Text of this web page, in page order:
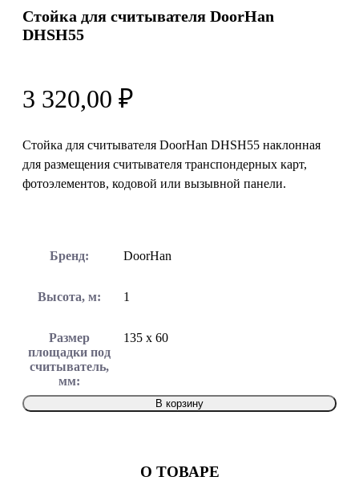
Стойка для считывателя DoorHan
DHSH55
3 320,00 ₽
Стойка для считывателя DoorHan DHSH55 наклонная
для размещения считывателя транспондерных карт,
фотоэлементов, кодовой или вызывной панели.
Бренд: DoorHan
Высота, м: 1
Размер
площадки под
считыватель,
мм:
135 х 60
В корзину
О ТОВАРЕ